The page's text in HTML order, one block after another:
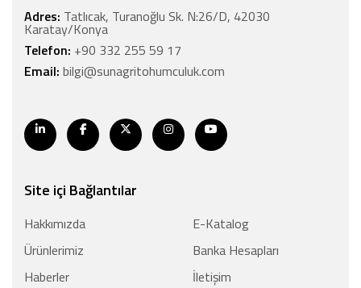
Adres: Tatlıcak, Turanoğlu Sk. N:26/D, 42030
Karatay/Konya
Telefon: +90 332 255 59 17
Email: bilgi@sunagritohumculuk.com
Site içi Bağlantılar
Hakkımızda
Ürünlerimiz
Haberler
E-Katalog
Banka Hesapları
İletişim